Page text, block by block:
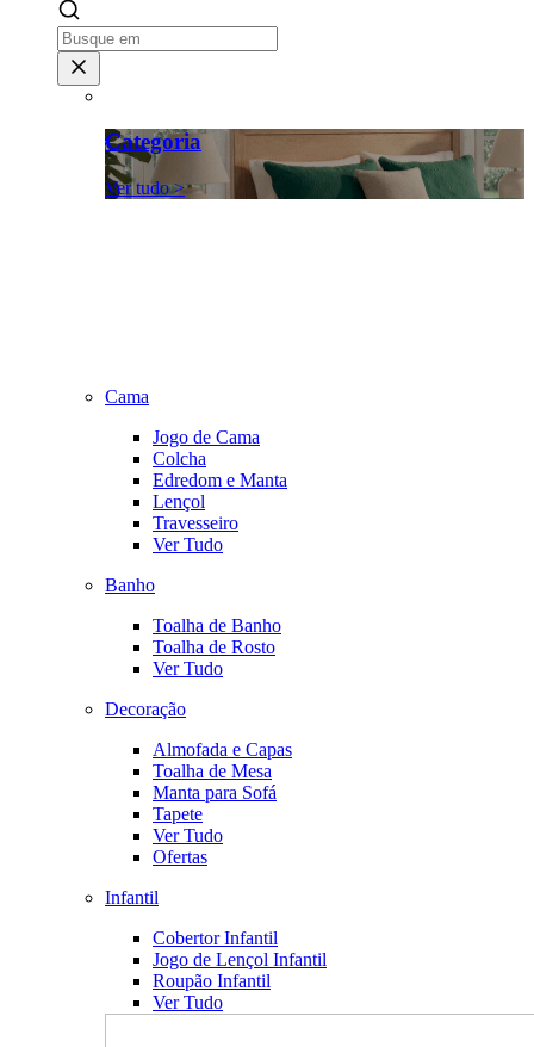
Categoria
Ver tudo >
Cama
Jogo de Cama
Colcha
Edredom e Manta
Lençol
Travesseiro
Ver Tudo
Banho
Toalha de Banho
Toalha de Rosto
Ver Tudo
Decoração
Almofada e Capas
Toalha de Mesa
Manta para Sofá
Tapete
Ver Tudo
Ofertas
Infantil
Cobertor Infantil
Jogo de Lençol Infantil
Roupão Infantil
Ver Tudo